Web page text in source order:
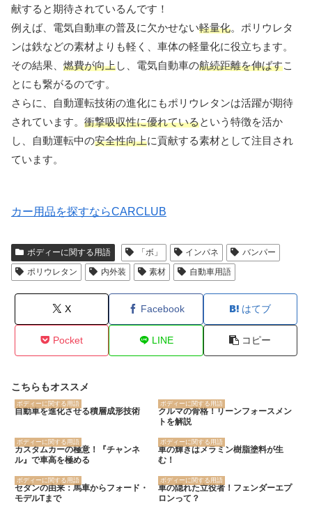
献すると期待されているんです！
例えば、電気自動車の普及に欠かせない軽量化。ポリウレタ
ンは鉄などの素材よりも軽く、車体の軽量化に役立ちます。
その結果、 燃費が向上し、電気自動車の航続距離を伸ばすこ
とにも繋がるのです。
さらに、自動運転技術の進化にもポリウレタンは活躍が期待
されています。 衝撃吸収性に優れているという特徴を活か
し、自動運転中の安全性向上に貢献する素材として注目され
ています。
カー用品を探すならCARCLUB
ボディーに関する用語 「ボ」 インパネ
バンパー
ポリウレタン
内外装 素材 自動車用語
X Facebook はてブ
Pocket LINE コピー
こちらもオススメ
ボディーに関する用語
自動車を進化させる積層成形技術
ボディーに関する用語
クルマの骨格！リーンフォースメン
トを解説
ボディーに関する用語
カスタムカーの極意！『チャンネ
ル』で車高を極める
ボディーに関する用語
車の輝きはメラミン樹脂塗料が生
む！
ボディーに関する用語
セダンの由来：馬車からフォード・
モデルTまで
ボディーに関する用語
車の隠れた立役者！フェンダーエプ
ロンって？